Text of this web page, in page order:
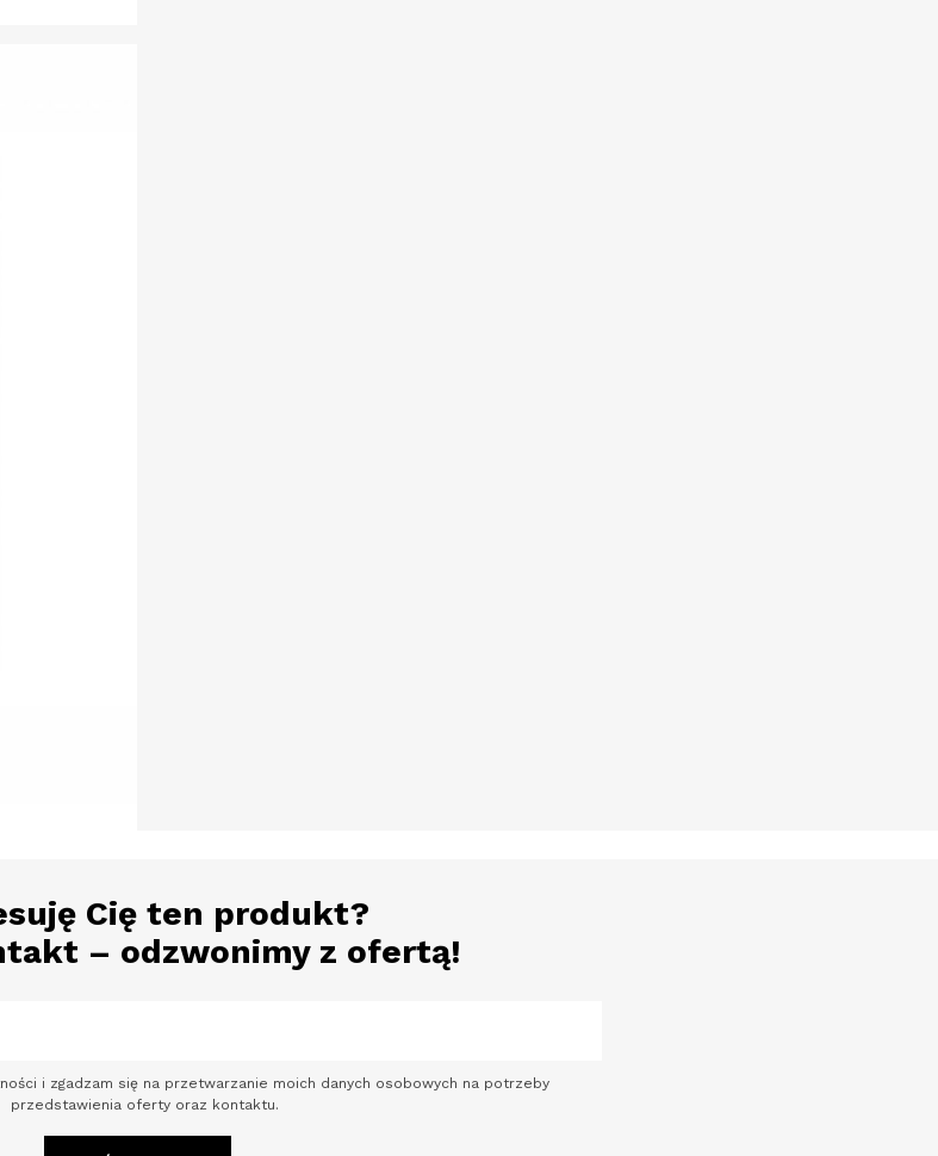
Cię ten produkt?
– odzwonimy z ofertą!
i zgadzam się na przetwarzanie moich danych osobowych na potrzeby
przedstawienia oferty oraz kontaktu.